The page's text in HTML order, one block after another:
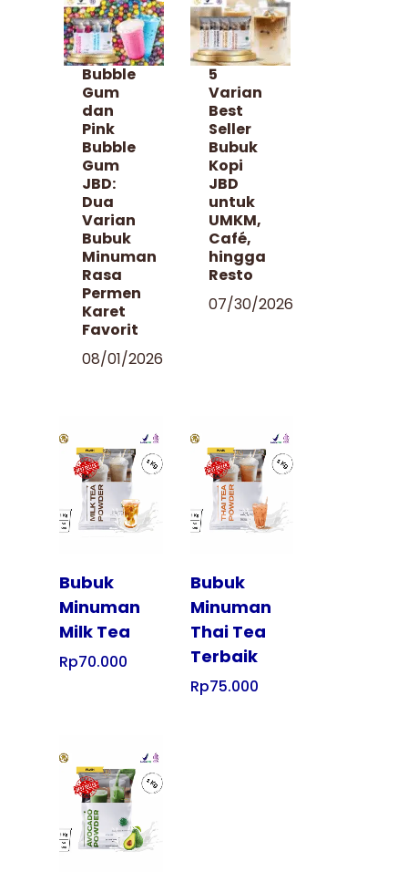
Bubble
Gum
dan
Pink
Bubble
Gum
JBD:
Dua
Varian
Bubuk
Minuman
Rasa
Permen
Karet
Favorit
08/01/2026
5
Varian
Best
Seller
Bubuk
Kopi
JBD
untuk
UMKM,
Café,
hingga
Resto
07/30/2026
Tampilkan
Bubuk
Minuman
Milk Tea
Rp70.000
Tampilkan
Bubuk
Minuman
Thai Tea
Terbaik
Rp75.000
Tampilkan